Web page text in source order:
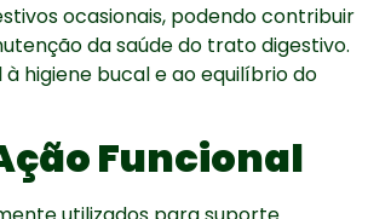
ocasionais, podendo contribuir
da saúde do trato digestivo.
higiene bucal e ao equilíbrio do
Funcional